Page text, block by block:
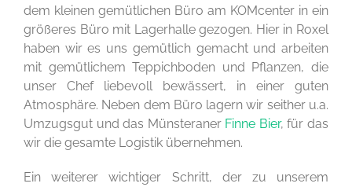
dem kleinen gemütlichen Büro am KOMcenter in ein
größeres Büro mit Lagerhalle gezogen. Hier in Roxel
haben wir es uns gemütlich gemacht und arbeiten
mit gemütlichem Teppichboden und Pflanzen, die
unser Chef liebevoll bewässert, in einer guten
Atmosphäre. Neben dem Büro lagern wir seither u.a.
Umzugsgut und das Münsteraner Finne Bier, für das
wir die gesamte Logistik übernehmen.
Ein weiterer wichtiger Schritt, der zu unserem